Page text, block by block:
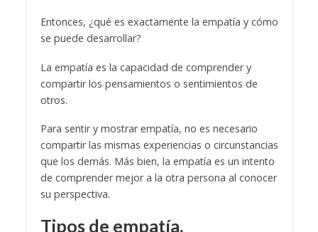
Entonces, ¿qué es exactamente la empatía y cómo
se puede desarrollar?
La empatía es la capacidad de comprender y
compartir los pensamientos o sentimientos de
otros.
Para sentir y mostrar empatía, no es necesario
compartir las mismas experiencias o circunstancias
que los demás. Más bien, la empatía es un intento
de comprender mejor a la otra persona al conocer
su perspectiva.
Tipos de empatía.